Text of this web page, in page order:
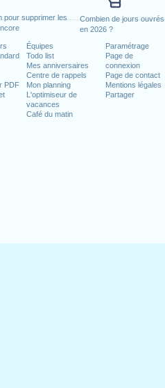
pour supprimer les
Combien de jours ouvrés
en 2026 ?
PDF
Équipes
Todo list
Mes anniversaires
Centre de rappels
Mon planning
L'optimiseur de
vacances
Café du matin
Paramétrage
Page de
connexion
Page de contact
Mentions légales
Partager